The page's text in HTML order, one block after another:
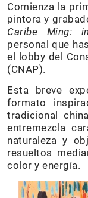
Comienza la
pintora y
Caribe Ming:
personal que
el lobby del
(CNAP).
Esta breve
formato
tradicional
entremezcla
naturaleza y
resueltos
color y energía.